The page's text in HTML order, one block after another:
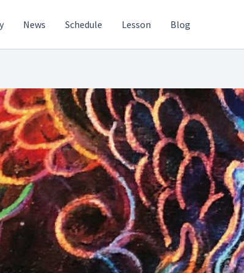
News Schedule Lesson Blog